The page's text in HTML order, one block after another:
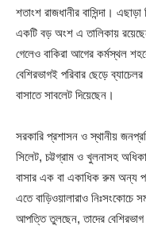
শতাংশ রাজধানীর বাসিন্দা।
একটি বড় অংশ এ তালিকায়
গেলেও বাকিরা আগের কর্মস্থল
বেশিরভাগই পরিবার ছেড়ে
বাসাতে সাবলেট দিয়েছেন।
সরকারি প্রশাসন ও স্থানীয়
সিলেট, চট্টগ্রাম ও খুলনাসহ
বাসার এক বা একাধিক রুম অন্য
এতে বাড়িওয়ালারাও নিঃসংকোচে
আপত্তি তুলছেন, তাদের বেশিরভাগ